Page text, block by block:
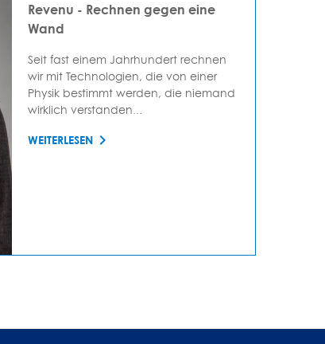
Revenu - Rechnen gegen eine
Wand
Seit fast einem Jahrhundert rechnen
wir mit Technologien, die von einer
Physik bestimmt werden, die niemand
wirklich verstanden...
WEITERLESEN